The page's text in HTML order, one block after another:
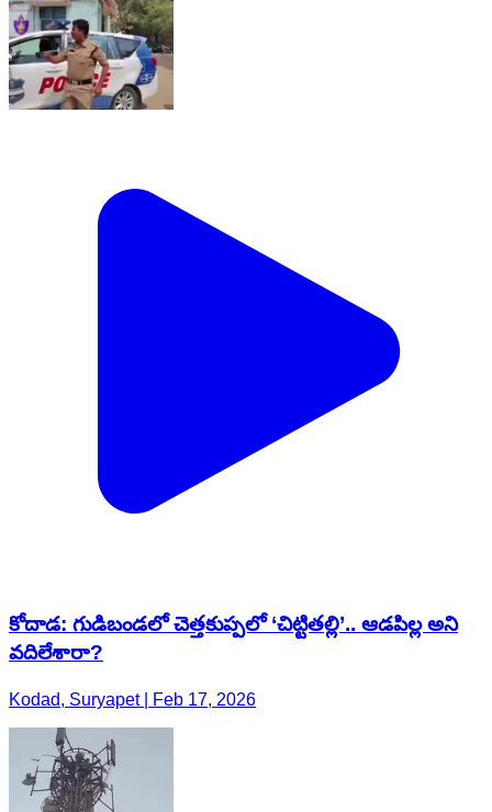
కోదాడ: గుడిబండలో చెత్తకుప్పలో ‘చిట్టితల్లి’.. ఆడపిల్ల అని
వదిలేశారా?
Kodad, Suryapet | Feb 17, 2026